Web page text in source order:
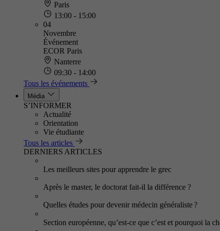
Paris
13:00 - 15:00
04
Novembre
Événement
ECOR Paris
Nanterre
09:30 - 14:00
Tous les événements
Média
S’INFORMER
Actualité
Orientation
Vie étudiante
Tous les articles
DERNIERS ARTICLES
Les meilleurs sites pour apprendre le grec
Après le master, le doctorat fait-il la différence ?
Quelles études pour devenir médecin généraliste ?
Section européenne, qu’est-ce que c’est et pourquoi la